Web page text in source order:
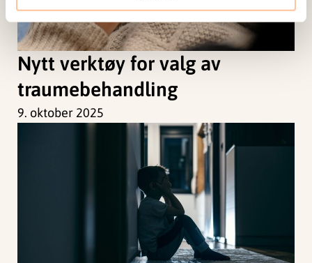
Nytt verktøy for valg av
traumebehandling
9. oktober 2025